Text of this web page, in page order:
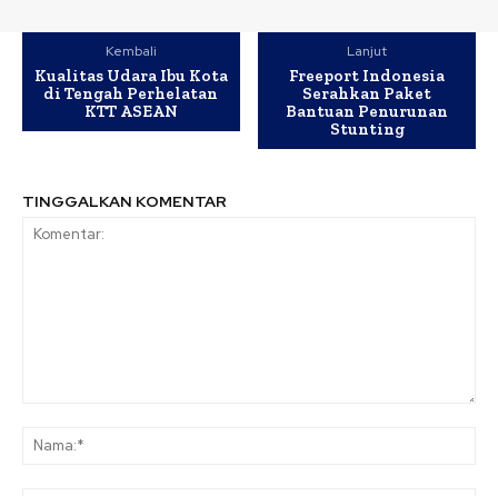
Kembali
Kualitas Udara Ibu Kota
di Tengah Perhelatan
KTT ASEAN
Lanjut
Freeport Indonesia
Serahkan Paket
Bantuan Penurunan
Stunting
TINGGALKAN KOMENTAR